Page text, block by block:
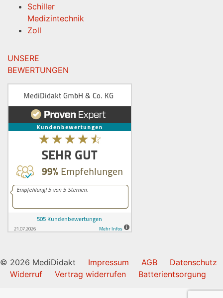
Schiller
Medizintechnik
Zoll
UNSERE
BEWERTUNGEN
© 2026 MediDidakt Impressum AGB
Datenschutz
Widerruf
Vertrag widerrufen Batterientsorgung